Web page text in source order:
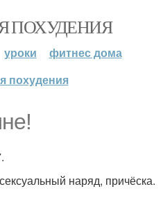
ПОХУДЕНИЯ
уроки
фитнес дома
похудения
наряд, причёска.